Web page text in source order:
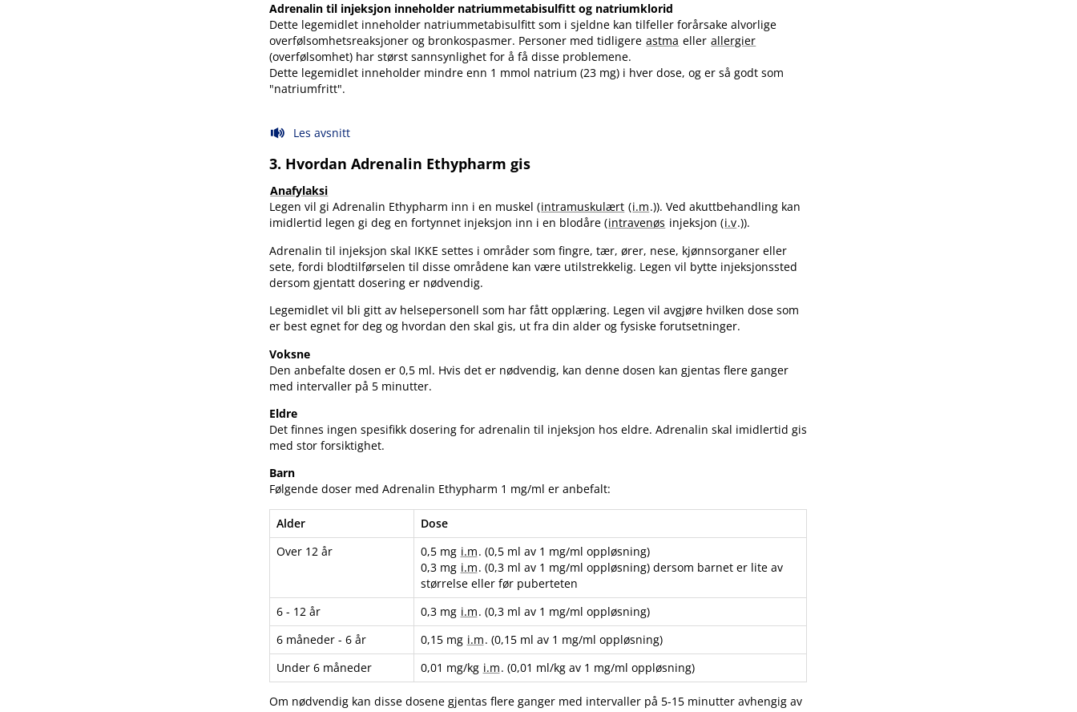
Adrenalin til injeksjon inneholder natriummetabisulfitt og natriumklorid
Dette legemidlet inneholder natriummetabisulfitt som i sjeldne kan tilfeller forårsake alvorlige
overfølsomhetsreaksjoner og bronkospasmer. Personer med tidligere astma eller allergier
(overfølsomhet) har størst sannsynlighet for å få disse problemene.
Dette legemidlet inneholder mindre enn 1 mmol natrium (23 mg) i hver dose, og er så godt som
"natriumfritt".
Les avsnitt
3. Hvordan Adrenalin Ethypharm gis
Anafylaksi
Legen vil gi Adrenalin Ethypharm inn i en muskel (intramuskulært (i.m.)). Ved akuttbehandling kan
imidlertid legen gi deg en fortynnet injeksjon inn i en blodåre (intravenøs injeksjon (i.v.)).
Adrenalin til injeksjon skal IKKE settes i områder som fingre, tær, ører, nese, kjønnsorganer eller
sete, fordi blodtilførselen til disse områdene kan være utilstrekkelig. Legen vil bytte injeksjonssted
dersom gjentatt dosering er nødvendig.
Legemidlet vil bli gitt av helsepersonell som har fått opplæring. Legen vil avgjøre hvilken dose som
er best egnet for deg og hvordan den skal gis, ut fra din alder og fysiske forutsetninger.
Voksne
Den anbefalte dosen er 0,5 ml. Hvis det er nødvendig, kan denne dosen kan gjentas flere ganger
med intervaller på 5 minutter.
Eldre
Det finnes ingen spesifikk dosering for adrenalin til injeksjon hos eldre. Adrenalin skal imidlertid gis
med stor forsiktighet.
Barn
Følgende doser med Adrenalin Ethypharm 1 mg/ml er anbefalt:
Alder
Dose
Over 12 år
0,5 mg i.m. (0,5 ml av 1 mg/ml oppløsning)
0,3 mg i.m. (0,3 ml av 1 mg/ml oppløsning) dersom barnet er lite av
størrelse eller før puberteten
6 - 12 år
0,3 mg i.m. (0,3 ml av 1 mg/ml oppløsning)
6 måneder - 6 år
0,15 mg i.m. (0,15 ml av 1 mg/ml oppløsning)
Under 6 måneder
0,01 mg/kg i.m. (0,01 ml/kg av 1 mg/ml oppløsning)
Om nødvendig kan disse dosene gjentas flere ganger med intervaller på 5-15 minutter avhengig av